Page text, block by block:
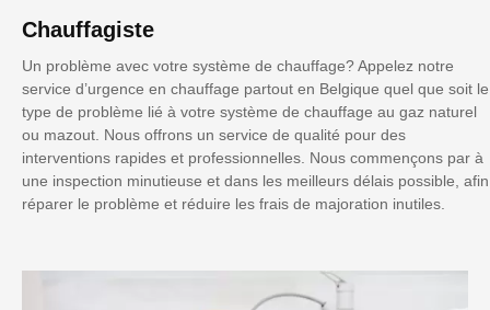
Chauffagiste
Un problème avec votre système de chauffage? Appelez notre
service d’urgence en chauffage partout en Belgique quel que soit le
type de problème lié à votre système de chauffage au gaz naturel
ou mazout. Nous offrons un service de qualité pour des
interventions rapides et professionnelles. Nous commençons par à
une inspection minutieuse et dans les meilleurs délais possible, afin
réparer le problème et réduire les frais de majoration inutiles.